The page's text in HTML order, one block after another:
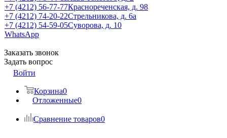
+7 (4212) 56-77-77Краснореченская, д. 98
+7 (4212) 74-20-22Стрельникова, д. 6а
+7 (4212) 54-59-05Суворова, д. 10
WhatsApp
Заказать звонок
Задать вопрос
Войти
Корзина0
Отложенные0
Сравнение товаров0